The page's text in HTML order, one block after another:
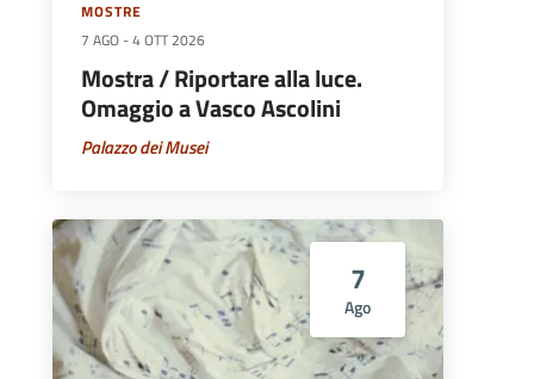
MOSTRE
7 AGO -4 OTT 2026
Mostra / Riportare alla luce.
Omaggio a Vasco Ascolini
Palazzo dei Musei
7
Ago